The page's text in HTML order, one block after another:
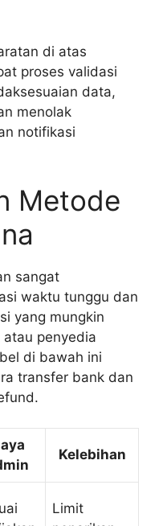
di atas
proses validasi
data,
menolak
notifikasi
Metode
sangat
waktu tunggu dan
yang mungkin
penyedia
di bawah ini
transfer bank dan
Kelebihan
Limit